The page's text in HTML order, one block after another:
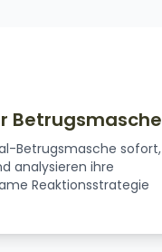
Betrugsmasche
Betrugsmasche sofort,
analysieren ihre
Reaktionsstrategie